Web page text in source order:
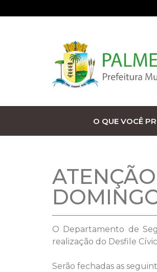
O QUE VOCÊ
O Departamento de
realização do Desfile
Serão fechadas as